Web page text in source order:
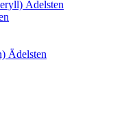
Ädelsten
Ädelsten